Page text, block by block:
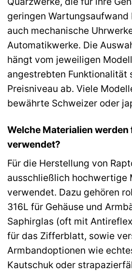
geringen Wartungsaufwand
auch mechanische
Automatikwerke. Die
hängt vom jeweiligen
angestrebten Funktionalität
Preisniveau ab. Viele
bewährte Schweizer oder
Welche Materialien werden
verwendet?
Für die Herstellung von
ausschließlich hochwertige
verwendet. Dazu gehören
316L für Gehäuse und
Saphirglas (oft mit
für das Zifferblatt, sowie
Armbandoptionen wie
Kautschuk oder